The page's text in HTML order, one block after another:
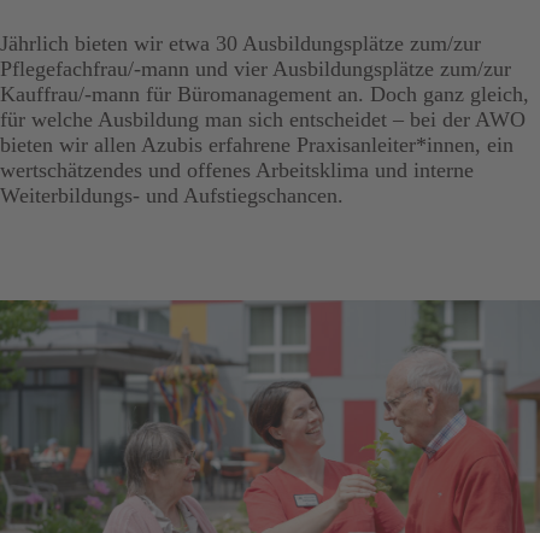
Jährlich bieten wir etwa 30 Ausbildungsplätze zum/zur
Pflegefachfrau/-mann und vier Ausbildungsplätze zum/zur
Kauffrau/-mann für Büromanagement an. Doch ganz gleich,
für welche Ausbildung man sich entscheidet – bei der AWO
bieten wir allen Azubis erfahrene Praxisanleiter*innen, ein
wertschätzendes und offenes Arbeitsklima und interne
Weiterbildungs- und Aufstiegschancen.